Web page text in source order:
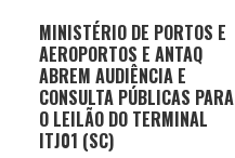
MINISTÉRIO DE PORTOS E
AEROPORTOS E ANTAQ
ABREM AUDIÊNCIA E
CONSULTA PÚBLICAS PARA
O LEILÃO DO TERMINAL
ITJ01 (SC)